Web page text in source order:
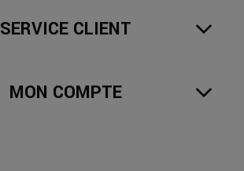
SERVICE CLIENT
MON COMPTE